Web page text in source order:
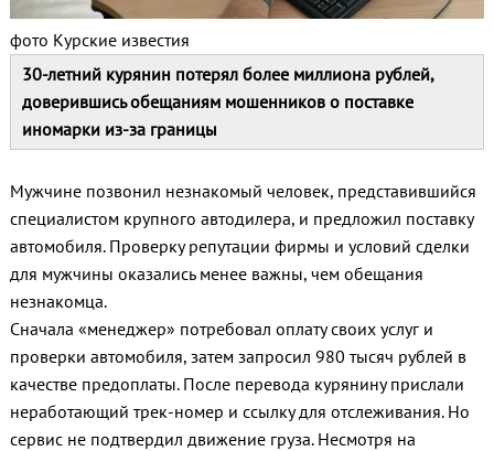
фото Курские известия
30‑летний курянин потерял более миллиона рублей,
доверившись обещаниям мошенников о поставке
иномарки из‑за границы
Мужчине позвонил незнакомый человек, представившийся
специалистом крупного автодилера, и предложил поставку
автомобиля. Проверку репутации фирмы и условий сделки
для мужчины оказались менее важны, чем обещания
незнакомца.
Сначала «менеджер» потребовал оплату своих услуг и
проверки автомобиля, затем запросил 980 тысяч рублей в
качестве предоплаты. После перевода курянину прислали
неработающий трек‑номер и ссылку для отслеживания. Но
сервис не подтвердил движение груза. Несмотря на